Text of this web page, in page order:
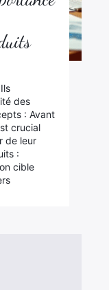
des
: Avant
crucial
de leur
:
cible